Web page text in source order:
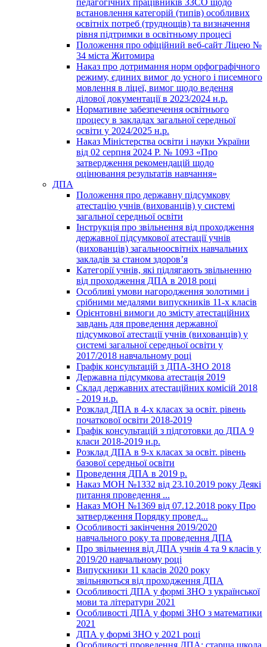
педагогічних працівників ЗЗСО щодо
встановлення категорій (типів) особливих
освітніх потреб (труднощів) та визначення
рівня підтримки в освітньому процесі
Положення про офіційний веб-сайт Ліцею №
34 міста Житомира
Наказ про дотримання норм орфографічного
режиму, єдиних вимог до усного і писемного
мовлення в ліцеї, вимог щодо ведення
ділової документації в 2023/2024 н.р.
Нормативне забезпечення освітнього
процесу в закладах загальної середньої
освіти у 2024/2025 н.р.
Наказ Міністерства освіти і науки України
від 02 серпня 2024 Р. № 1093 «Про
затвердження рекомендацій щодо
оцінювання результатів навчання»
ДПА
Положення про державну підсумкову
атестацію учнів (вихованців) у системі
загальної середньої освіти
Інструкція про звільнення від проходження
державної підсумкової атестації учнів
(вихованців) загальноосвітніх навчальних
закладів за станом здоров’я
Категорії учнів, які підлягають звільненню
від проходження ДПА в 2018 році
Особливі умови нагородження золотими і
срібними медалями випускників 11-х класів
Орієнтовні вимоги до змісту атестаційних
завдань для проведення державної
підсумкової атестації учнів (вихованців) у
системі загальної середньої освіти у
2017/2018 навчальному році
Графік консультацій з ДПА-ЗНО 2018
Державна підсумкова атестація 2019
Склад державних атестаційних комісій 2018
- 2019 н.р.
Розклад ДПА в 4-х класах за освіт. рівень
початкової освіти 2018-2019
Графік консультацій з підготовки до ДПА 9
класи 2018-2019 н.р.
Розклад ДПА в 9-х класах за освіт. рівень
базової середньої освіти
Проведення ДПА в 2019 р.
Наказ МОН №1332 від 23.10.2019 року Деякі
питання проведення ...
Наказ МОН №1369 від 07.12.2018 року Про
затвердження Порядку провед...
Особливості закінчення 2019/2020
навчального року та проведення ДПА
Про звільнення від ДПА учнів 4 та 9 класів у
2019/20 навчальному році
Випускники 11 класів 2020 року
звільняються від проходження ДПА
Особливості ДПА у формі ЗНО з української
мови та літератури 2021
Особливості ДПА у формі ЗНО з математики
2021
ДПА у формі ЗНО у 2021 році